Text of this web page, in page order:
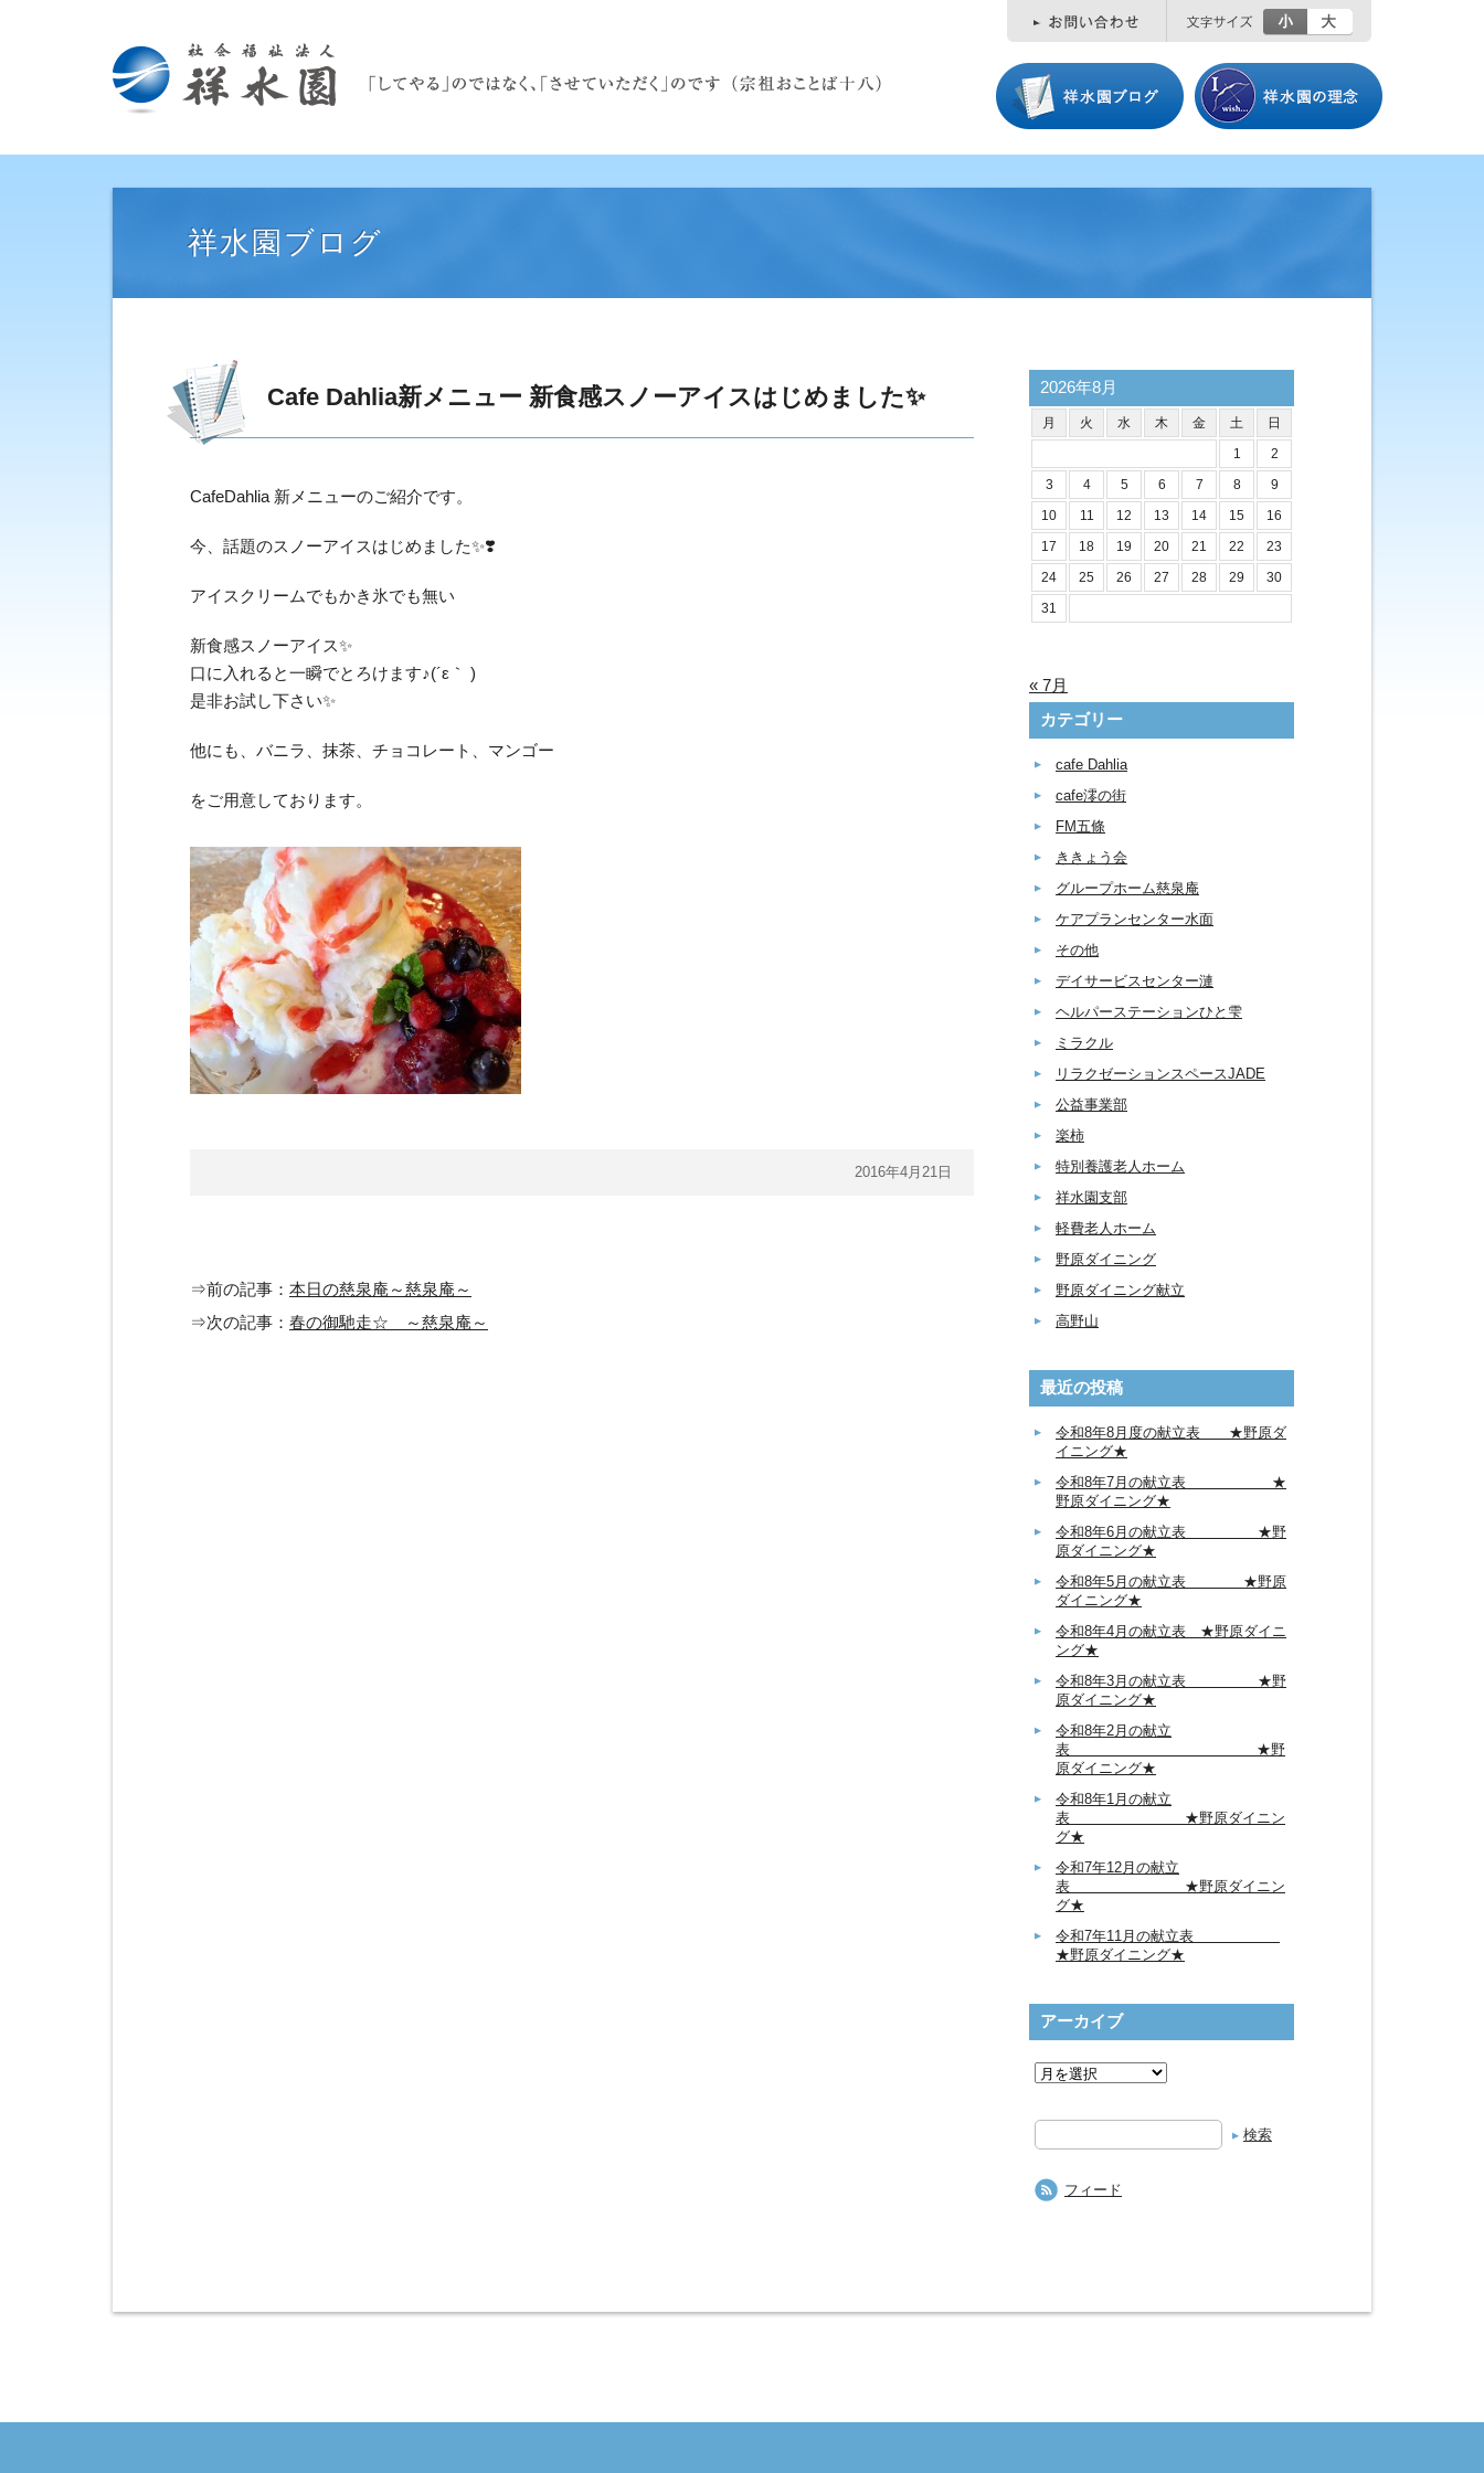
小
祥水園ブログ
Cafe Dahlia新メニュー 新食感スノーアイスはじめました✨
CafeDahlia 新メニューのご紹介です。
今、話題のスノーアイスはじめました✨❣️
アイスクリームでもかき氷でも無い
新食感スノーアイス✨
口に入れると一瞬でとろけます♪(´ε｀ )
是非お試し下さい✨
他にも、バニラ、抹茶、チョコレート、マンゴー
をご用意しております。
2016年4月21日
⇒前の記事： 本日の慈泉庵～慈泉庵～
⇒次の記事： 春の御馳走☆ ～慈泉庵～
2026年8月
月 火 水 木 金 土
日
1
2
3
4 5 6 7 8
9
10
11 12 13 14 15
16
17
18 19 20 21 22
23
24
25 26 27 28 29
30
31
« 7月
カテゴリー
cafe Dahlia
cafe澪の街
FM五條
ききょう会
グループホーム慈泉庵
ケアプランセンター水面
その他
デイサービスセンター漣
ヘルパーステーションひと雫
ミラクル
リラクゼーションスペースJADE
公益事業部
楽柿
特別養護老人ホーム
祥水園支部
軽費老人ホーム
野原ダイニング
野原ダイニング献立
高野山
最近の投稿
令和8年8月度の献立表 ★野原ダ
イニング★
令和8年7月の献立表 ★
野原ダイニング★
令和8年6月の献立表 ★野
原ダイニング★
令和8年5月の献立表 ★野原
ダイニング★
令和8年4月の献立表 ★野原ダイニ
ング★
令和8年3月の献立表 ★野
原ダイニング★
令和8年2月の献立
表 ★野
原ダイニング★
令和8年1月の献立
表 ★野原ダイニン
グ★
令和7年12月の献立
表 ★野原ダイニン
グ★
令和7年11月の献立表
★野原ダイニング★
アーカイブ
索
フィード